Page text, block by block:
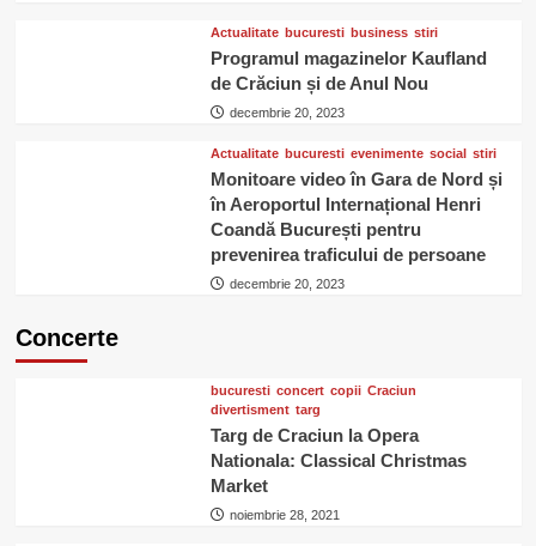
Actualitate bucuresti business stiri
Programul magazinelor Kaufland
de Crăciun și de Anul Nou
decembrie 20, 2023
Actualitate bucuresti evenimente social stiri
Monitoare video în Gara de Nord și
în Aeroportul Internațional Henri
Coandă București pentru
prevenirea traficului de persoane
decembrie 20, 2023
Concerte
bucuresti concert copii Craciun
divertisment targ
Targ de Craciun la Opera
Nationala: Classical Christmas
Market
noiembrie 28, 2021